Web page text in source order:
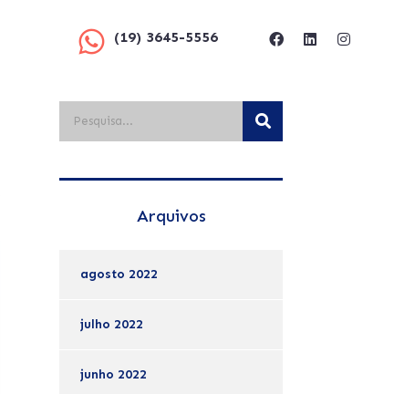
(19) 3645-5556
Arquivos
agosto 2022
julho 2022
junho 2022